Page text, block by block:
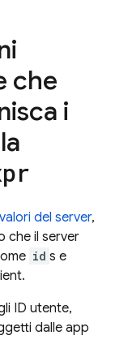
che
i
del server,
che il server
id s e
ID utente,
dalle app